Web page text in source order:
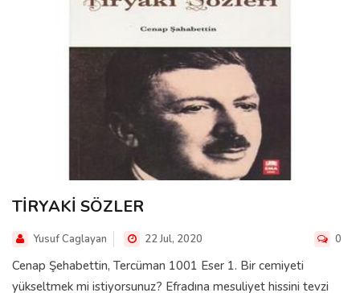
TİRYAKİ SÖZLER
Yusuf Caglayan 22 Jul, 2020 0
Cenap Şehabettin, Tercüman 1001 Eser 1. Bir cemiyeti
yükseltmek mi istiyorsunuz? Efradına mesuliyet hissini tevzi